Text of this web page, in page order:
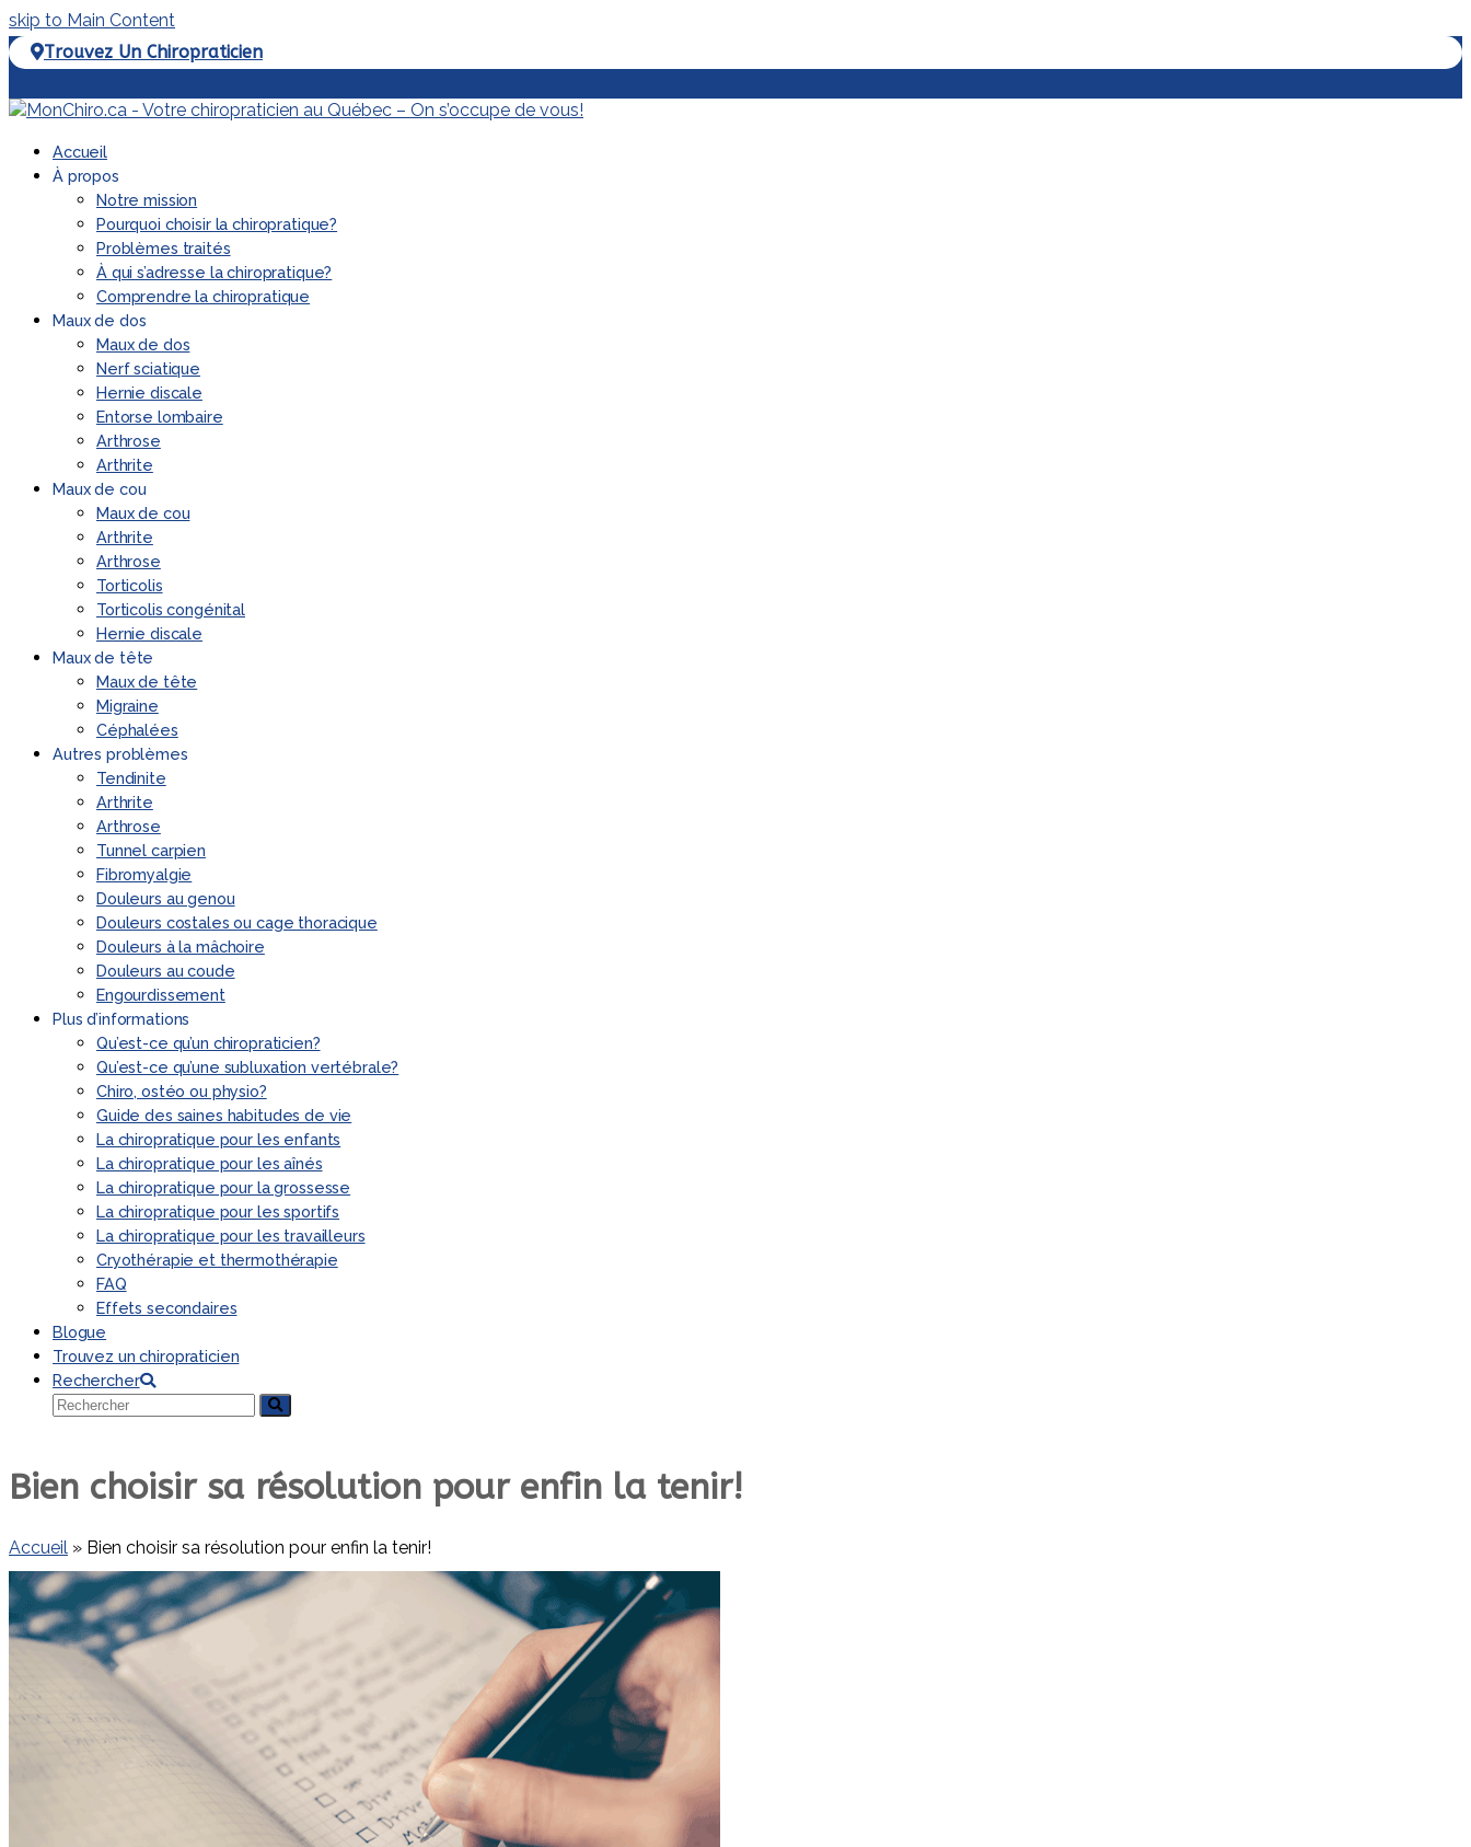
skip to Main Content
Trouvez Un Chiropraticien
Accueil
À propos
Notre mission
Pourquoi choisir la chiropratique?
Problèmes traités
À qui s’adresse la chiropratique?
Comprendre la chiropratique
Maux de dos
Maux de dos
Nerf sciatique
Hernie discale
Entorse lombaire
Arthrose
Arthrite
Maux de cou
Maux de cou
Arthrite
Arthrose
Torticolis
Torticolis congénital
Hernie discale
Maux de tête
Maux de tête
Migraine
Céphalées
Autres problèmes
Tendinite
Arthrite
Arthrose
Tunnel carpien
Fibromyalgie
Douleurs au genou
Douleurs costales ou cage thoracique
Douleurs à la mâchoire
Douleurs au coude
Engourdissement
Plus d’informations
Qu’est-ce qu’un chiropraticien?
Qu’est-ce qu’une subluxation vertébrale?
Chiro, ostéo ou physio?
Guide des saines habitudes de vie
La chiropratique pour les enfants
La chiropratique pour les aînés
La chiropratique pour la grossesse
La chiropratique pour les sportifs
La chiropratique pour les travailleurs
Cryothérapie et thermothérapie
FAQ
Effets secondaires
Blogue
Trouvez un chiropraticien
Rechercher
Rechercher
Bien choisir sa résolution pour enfin la tenir!
Accueil » Bien choisir sa résolution pour enfin la tenir!